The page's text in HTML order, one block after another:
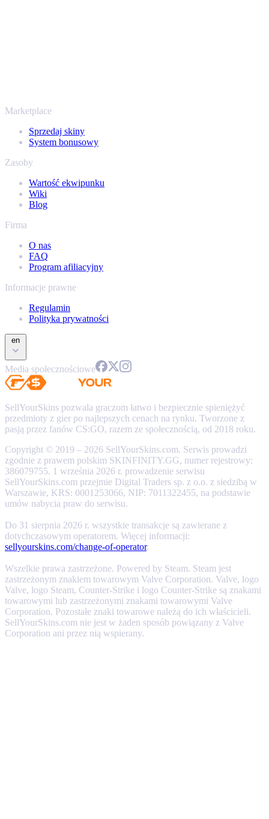
Marketplace
Sprzedaj skiny
System bonusowy
Zasoby
Wartość ekwipunku
Wiki
Blog
Firma
O nas
FAQ
Program afiliacyjny
Informacje prawne
Regulamin
Polityka prywatności
en
Media społecznościowe
SellYourSkins pozwala graczom łatwo i bezpiecznie spieniężyć
przedmioty z gier po najlepszych cenach na rynku. Tworzone z
pasją przez fanów CS:GO, razem ze społecznością, od 2018 roku.
Copyright © 2019 – 2026 SellYourSkins.com. Serwis prowadzi
zgodnie z prawem polskim SKINFINITY.GG, numer rejestrowy:
386079755. 1 września 2026 r. prowadzenie serwisu
SellYourSkins.com przejmie Digital Traders sp. z o.o. z siedzibą w
Warszawie, KRS: 0001253066, NIP: 7011322455, na podstawie
umów nabycia praw do serwisu.
Do 31 sierpnia 2026 r. wszystkie transakcje są zawierane z
dotychczasowym operatorem. Więcej informacji:
sellyourskins.com/change-of-operator.
Wszelkie prawa zastrzeżone. Powered by Steam. Steam jest
zastrzeżonym znakiem towarowym Valve Corporation. Valve, logo
Valve, logo Steam, Counter-Strike i logo Counter-Strike są znakami
towarowymi lub zastrzeżonymi znakami towarowymi Valve
Corporation. Pozostałe znaki towarowe należą do ich właścicieli.
SellYourSkins.com nie jest w żaden sposób powiązany z Valve
Corporation ani przez nią wspierany.